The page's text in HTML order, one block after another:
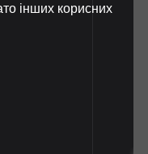
інших корисних